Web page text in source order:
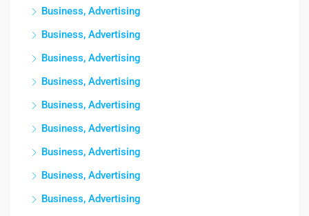
Business, Advertising
Business, Advertising
Business, Advertising
Business, Advertising
Business, Advertising
Business, Advertising
Business, Advertising
Business, Advertising
Business, Advertising